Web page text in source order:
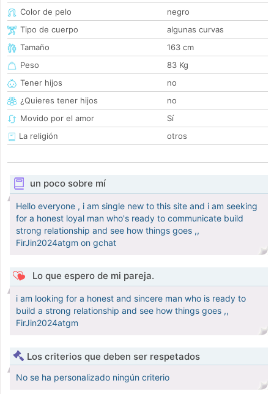
Color de pelo
negro
Tipo de cuerpo
algunas curvas
Tamaño
163 cm
Peso
83 Kg
Tener hijos
no
¿Quieres tener hijos
no
Movido por el amor
Sí
La religión
otros
un poco sobre mí
Hello everyone , i am single new to this site and i am seeking
for a honest loyal man who's ready to communicate build
strong relationship and see how things goes ,,
FirJin2024atgm on gchat
Lo que espero de mi pareja.
i am looking for a honest and sincere man who is ready to
build a strong relationship and see how things goes ,,
FirJin2024atgm
Los criterios que deben ser respetados
No se ha personalizado ningún criterio